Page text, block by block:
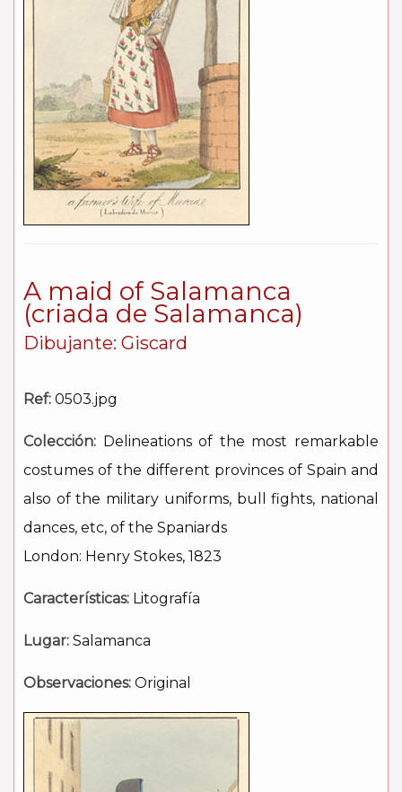
A maid of Salamanca
(criada de Salamanca)
Dibujante: Giscard
Ref: 0503.jpg
Colección: Delineations of the most remarkable
costumes of the different provinces of Spain and
also of the military uniforms, bull fights, national
dances, etc, of the Spaniards
London: Henry Stokes, 1823
Características: Litografía
Lugar: Salamanca
Observaciones: Original